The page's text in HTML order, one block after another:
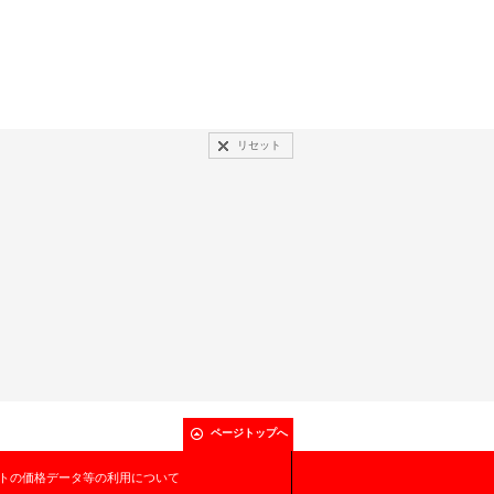
リセット
ページトップへ
の価格データ等の利用について